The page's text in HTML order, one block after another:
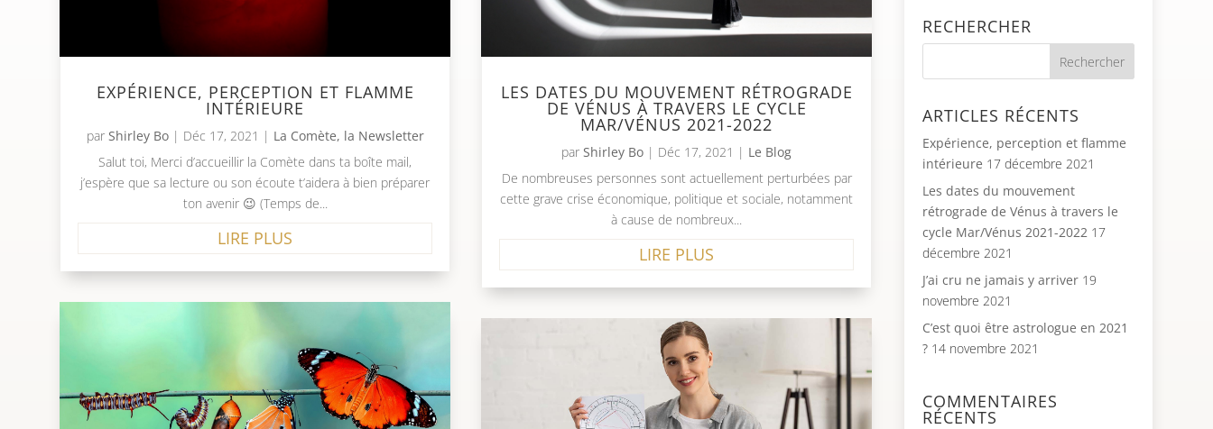
EXPÉRIENCE, PERCEPTION ET FLAMME
INTÉRIEURE
par Shirley Bo| Déc 17, 2021 | La Comète, la Newsletter
Salut toi, Merci d’accueillir la Comète dans ta boîte mail,
j’espère que sa lecture ou son écoute t’aidera à bien préparer
ton avenir 😉 (Temps de...
LIRE PLUS
LES DATES DU MOUVEMENT RÉTROGRADE
DE VÉNUS À TRAVERS LE CYCLE
MAR/VÉNUS 2021-2022
parShirley Bo | Déc 17, 2021 | Le Blog
De nombreuses personnes sont actuellement perturbées par
cette grave crise économique, politique et sociale, notamment
à cause de nombreux...
LIRE PLUS
RECHERCHER
ARTICLES RÉCENTS
Expérience, perception et flamme
intérieure 17 décembre 2021
Les dates du mouvement
rétrograde de Vénus à travers le
cycle Mar/Vénus 2021-2022 17
décembre 2021
J’ai cru ne jamais y arriver 19
novembre 2021
C’est quoi être astrologue en 2021
? 14 novembre 2021
COMMENTAIRES
RÉCENTS